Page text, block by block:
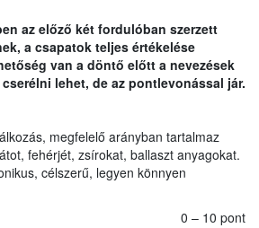
az előző két fordulóban szerzett
a csapatok teljes értékelése
van a döntő előtt a nevezések
lehet, de az pontlevonással jár.
megfelelő arányban tartalmaz
fehérjét, zsírokat, ballaszt anyagokat.
célszerű, legyen könnyen
0 – 10 pont